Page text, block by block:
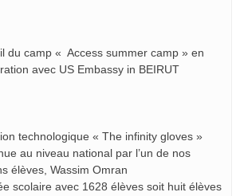
du camp « Access summer camp » en
avec US Embassy in BEIRUT
technologique « The infinity gloves »
au niveau national par l’un de nos
élèves, Wassim Omran
scolaire avec 1628 élèves soit huit élèves